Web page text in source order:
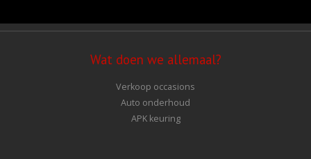
Wat doen we allemaal?
Verkoop occasions
Auto onderhoud
APK keuring